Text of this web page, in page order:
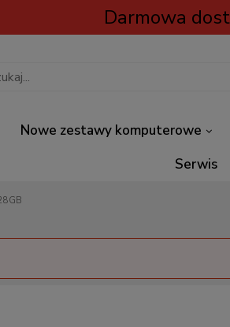
Darmowa
Nowe zestawy komputerowe
Serwis